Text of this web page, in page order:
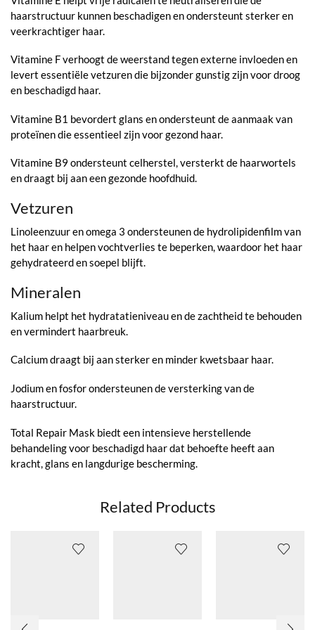
haarstructuur kunnen beschadigen en ondersteunt sterker en
veerkrachtiger haar.
Vitamine F verhoogt de weerstand tegen externe invloeden en
levert essentiële vetzuren die bijzonder gunstig zijn voor droog
en beschadigd haar.
Vitamine B1 bevordert glans en ondersteunt de aanmaak van
proteïnen die essentieel zijn voor gezond haar.
Vitamine B9 ondersteunt celherstel, versterkt de haarwortels
en draagt bij aan een gezonde hoofdhuid.
Vetzuren
Linoleenzuur en omega 3 ondersteunen de hydrolipidenfilm van
het haar en helpen vochtverlies te beperken, waardoor het haar
gehydrateerd en soepel blijft.
Mineralen
Kalium helpt het hydratatieniveau en de zachtheid te behouden
en vermindert haarbreuk.
Calcium draagt bij aan sterker en minder kwetsbaar haar.
Jodium en fosfor ondersteunen de versterking van de
haarstructuur.
Total Repair Mask biedt een intensieve herstellende
behandeling voor beschadigd haar dat behoefte heeft aan
kracht, glans en langdurige bescherming.
Related Products